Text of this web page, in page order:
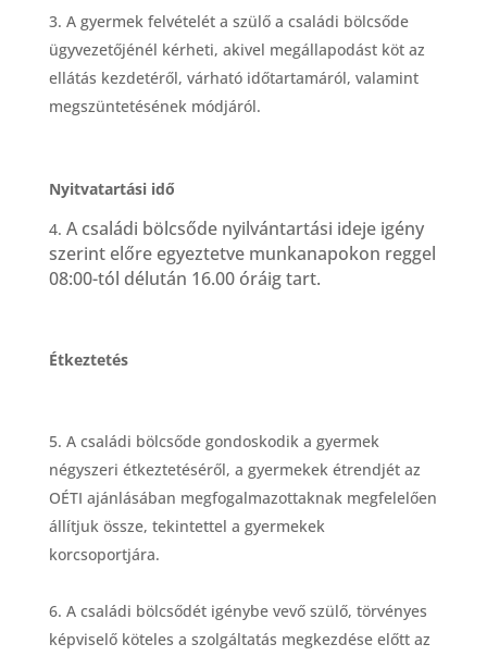
A gyermek felvételét a szülő a családi bölcsőde
ügyvezetőjénél kérheti, akivel megállapodást köt az
ellátás kezdetéről, várható időtartamáról, valamint
megszüntetésének módjáról.
Nyitvatartási idő
4. A családi bölcsőde nyilvántartási ideje igény
szerint előre egyeztetve munkanapokon reggel
08:00-tól délután 16.00 óráig tart.
Étkeztetés
A családi bölcsőde gondoskodik a gyermek
négyszeri étkeztetéséről, a gyermekek étrendjét az
OÉTI ajánlásában megfogalmazottaknak megfelelően
állítjuk össze, tekintettel a gyermekek
korcsoportjára.
A családi bölcsődét igénybe vevő szülő, törvényes
képviselő köteles a szolgáltatás megkezdése előtt az